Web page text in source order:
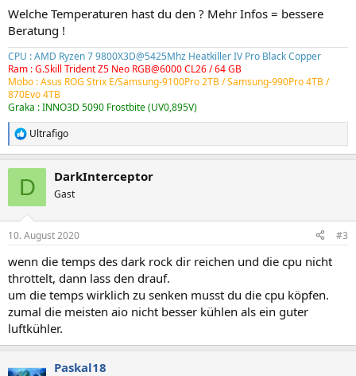
Welche Temperaturen hast du den ? Mehr Infos = bessere
Beratung !
CPU : AMD Ryzen 7 9800X3D@5425Mhz Heatkiller IV Pro Black Copper
Ram : G.Skill Trident Z5 Neo RGB@6000 CL26 / 64 GB
Mobo : Asus ROG Strix E/Samsung-9100Pro 2TB /Samsung-990Pro 4TB/
870Evo 4TB
Graka : INNO3D 5090 Frostbite (UV0,895V)
R
e
e
:
Ultrafigo
D DarkInterceptor
Gast
10. August 2020 #3
wenn die temps des dark rock dir reichen und die cpu nicht
throttelt, dann lass den drauf.
um die temps wirklich zu senken musst du die cpu köpfen.
zumal die meisten aio nicht besser kühlen als ein guter
luftkühler.
Paskal18